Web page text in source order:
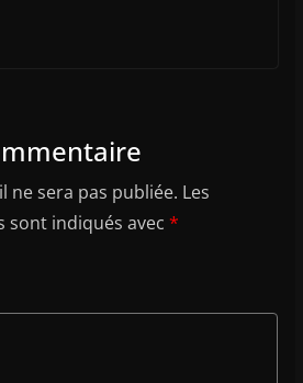
ne sera pas publiée. Les
sont indiqués avec *